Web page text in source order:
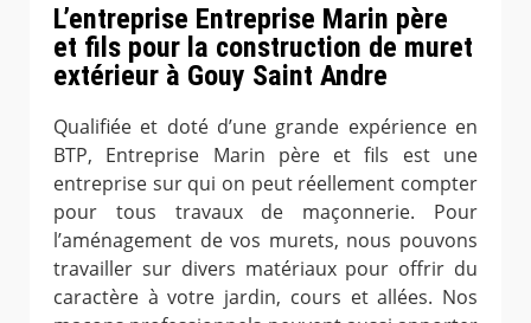
L’entreprise Entreprise Marin père
et fils pour la construction de muret
extérieur à Gouy Saint Andre
Qualifiée et doté d’une grande expérience en
BTP, Entreprise Marin père et fils est une
entreprise sur qui on peut réellement compter
pour tous travaux de maçonnerie. Pour
l’aménagement de vos murets, nous pouvons
travailler sur divers matériaux pour offrir du
caractère à votre jardin, cours et allées. Nos